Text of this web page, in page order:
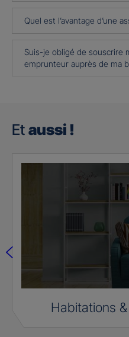
Quel est l’avantage d’une
Suis-je obligé de souscrire
emprunteur auprès de ma
Et aussi !
Habitations